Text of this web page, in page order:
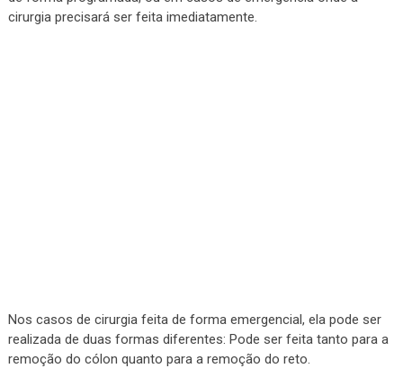
cirurgia precisará ser feita imediatamente.
Nos casos de cirurgia feita de forma emergencial, ela pode ser
realizada de duas formas diferentes: Pode ser feita tanto para a
remoção do cólon quanto para a remoção do reto.